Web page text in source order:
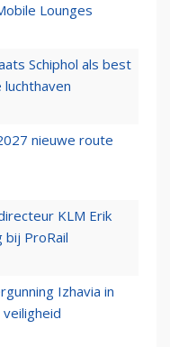
Lounges
Schiphol als best
nieuwe route
KLM Erik
bij ProRail
Izhavia in